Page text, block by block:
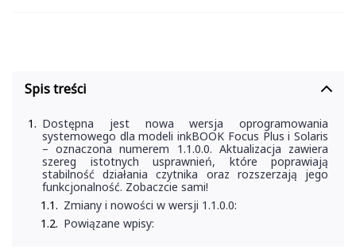
Spis treści
Dostępna jest nowa wersja oprogramowania
systemowego dla modeli inkBOOK Focus Plus i Solaris
– oznaczona numerem 1.1.0.0. Aktualizacja zawiera
szereg istotnych usprawnień, które poprawiają
stabilność działania czytnika oraz rozszerzają jego
funkcjonalność. Zobaczcie sami!
Zmiany i nowości w wersji 1.1.0.0:
Powiązane wpisy: